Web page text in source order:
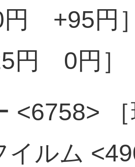
円 +95円
円 0円］
<6758>
イルム